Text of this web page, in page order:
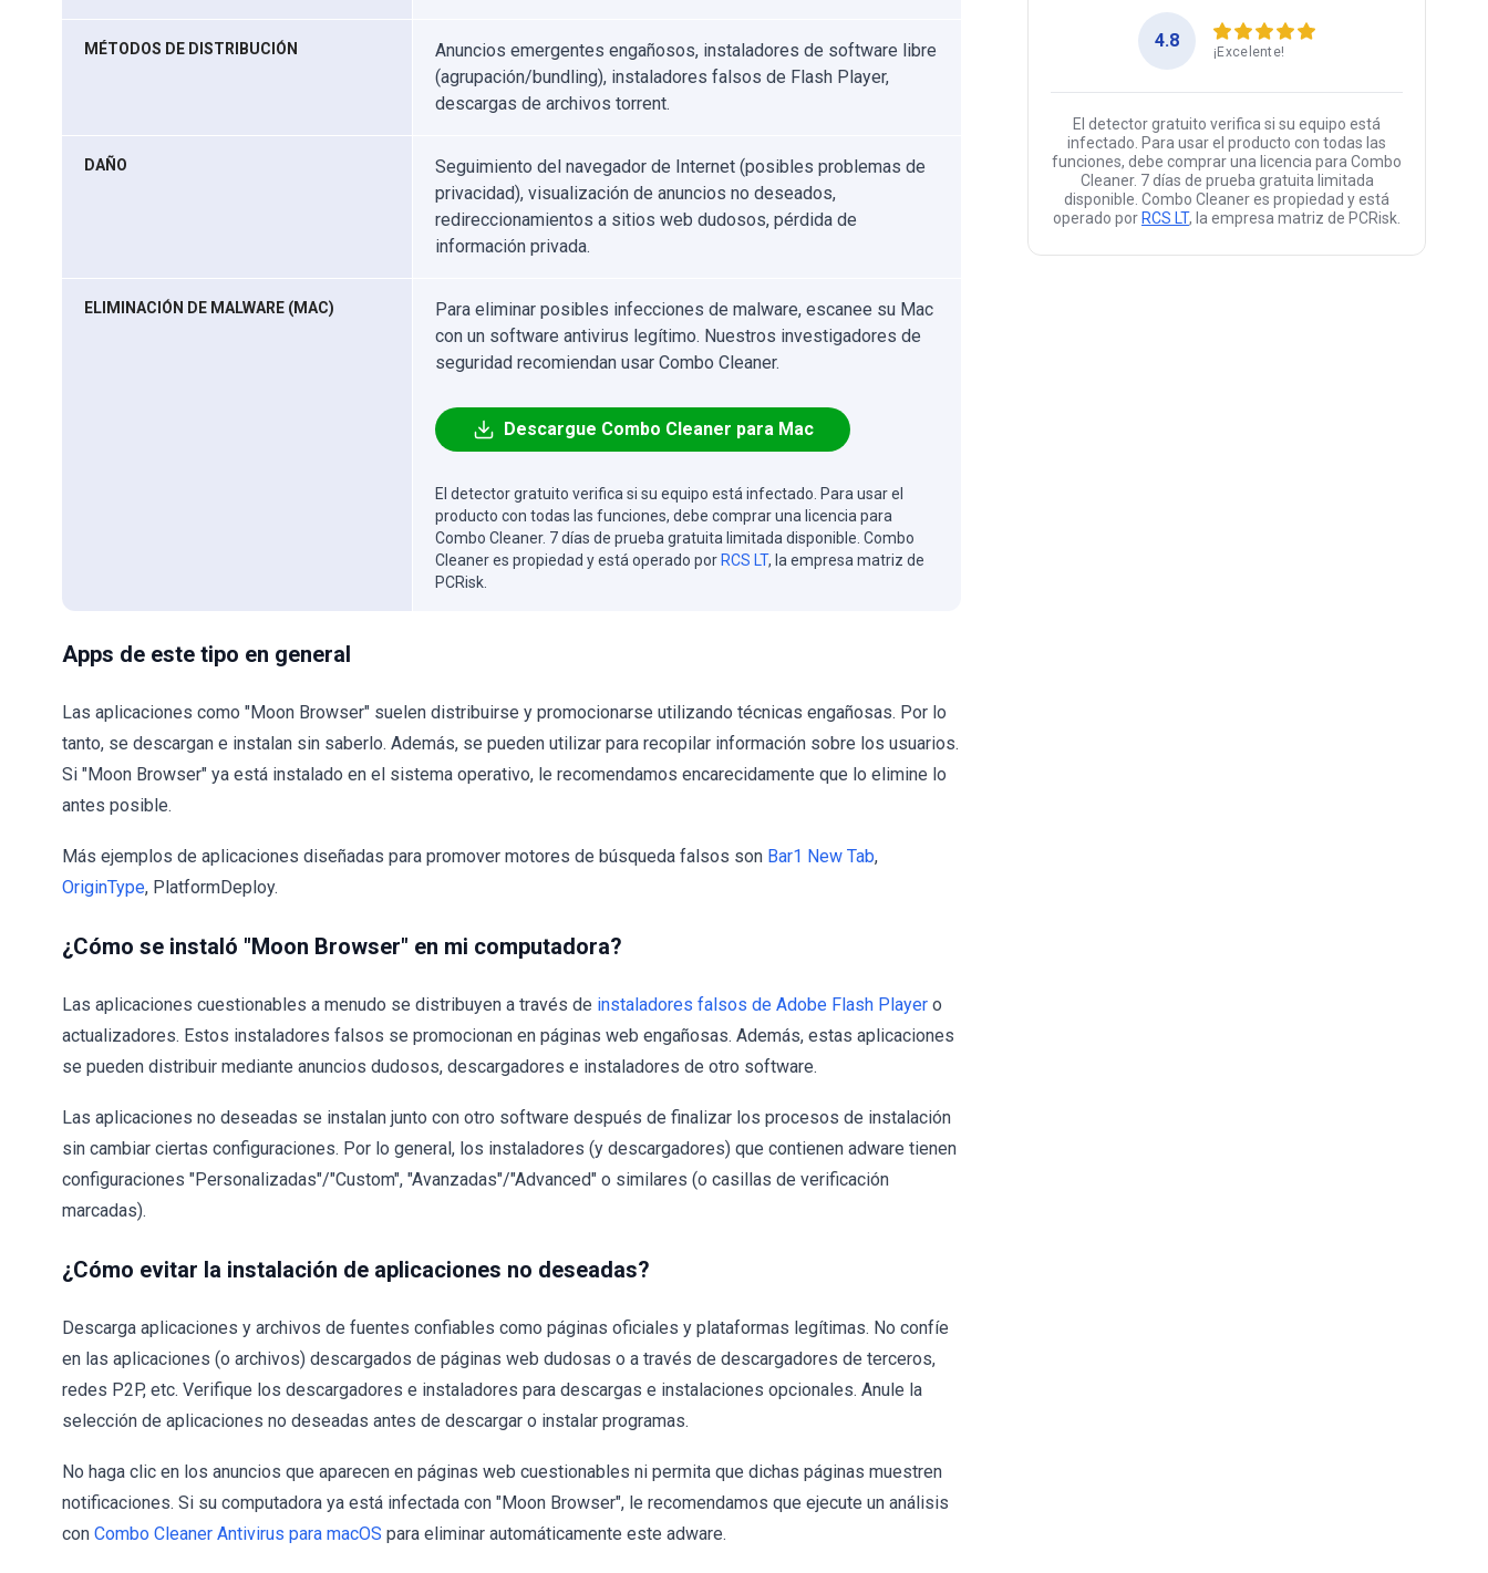
MÉTODOS DE DISTRIBUCIÓN
Anuncios emergentes engañosos, instaladores de software libre
(agrupación/bundling), instaladores falsos de Flash Player,
descargas de archivos torrent.
DAÑO
Seguimiento del navegador de Internet (posibles problemas de
privacidad), visualización de anuncios no deseados,
redireccionamientos a sitios web dudosos, pérdida de
información privada.
ELIMINACIÓN DE MALWARE (MAC)
Para eliminar posibles infecciones de malware, escanee su Mac
con un software antivirus legítimo. Nuestros investigadores de
seguridad recomiendan usar Combo Cleaner.
Descargue Combo Cleaner para Mac
El detector gratuito verifica si su equipo está infectado. Para usar el
producto con todas las funciones, debe comprar una licencia para
Combo Cleaner. 7 días de prueba gratuita limitada disponible. Combo
Cleaner es propiedad y está operado por RCS LT, la empresa matriz de
PCRisk.
Apps de este tipo en general
Las aplicaciones como "Moon Browser" suelen distribuirse y promocionarse utilizando técnicas engañosas. Por lo
tanto, se descargan e instalan sin saberlo. Además, se pueden utilizar para recopilar información sobre los usuarios.
Si "Moon Browser" ya está instalado en el sistema operativo, le recomendamos encarecidamente que lo elimine lo
antes posible.
Más ejemplos de aplicaciones diseñadas para promover motores de búsqueda falsos son Bar1 New Tab,
OriginType, PlatformDeploy.
¿Cómo se instaló "Moon Browser" en mi computadora?
Las aplicaciones cuestionables a menudo se distribuyen a través de instaladores falsos de Adobe Flash Player o
actualizadores. Estos instaladores falsos se promocionan en páginas web engañosas. Además, estas aplicaciones
se pueden distribuir mediante anuncios dudosos, descargadores e instaladores de otro software.
Las aplicaciones no deseadas se instalan junto con otro software después de finalizar los procesos de instalación
sin cambiar ciertas configuraciones. Por lo general, los instaladores (y descargadores) que contienen adware tienen
configuraciones "Personalizadas"/"Custom", "Avanzadas"/"Advanced" o similares (o casillas de verificación
marcadas).
¿Cómo evitar la instalación de aplicaciones no deseadas?
Descarga aplicaciones y archivos de fuentes confiables como páginas oficiales y plataformas legítimas. No confíe
en las aplicaciones (o archivos) descargados de páginas web dudosas o a través de descargadores de terceros,
redes P2P, etc. Verifique los descargadores e instaladores para descargas e instalaciones opcionales. Anule la
selección de aplicaciones no deseadas antes de descargar o instalar programas.
No haga clic en los anuncios que aparecen en páginas web cuestionables ni permita que dichas páginas muestren
notificaciones. Si su computadora ya está infectada con "Moon Browser", le recomendamos que ejecute un análisis
con Combo Cleaner Antivirus para macOS para eliminar automáticamente este adware.
4.8
¡Excelente!
El detector gratuito verifica si su equipo está
infectado. Para usar el producto con todas las
funciones, debe comprar una licencia para Combo
Cleaner. 7 días de prueba gratuita limitada
disponible. Combo Cleaner es propiedad y está
operado por RCS LT, la empresa matriz de PCRisk.